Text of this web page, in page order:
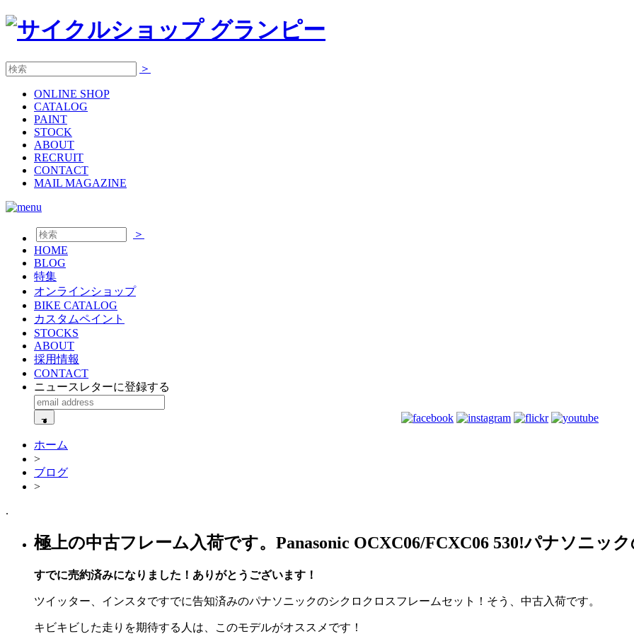
＞
ONLINE SHOP
CATALOG
PAINT
STOCK
ABOUT
RECRUIT
CONTACT
MAIL MAGAZINE
＞
HOME
BLOG
特集
オンラインショップ
BIKE CATALOG
カスタムペイント
STOCKS
ABOUT
採用情報
CONTACT
ニュースレターに登録する
ホーム
>
ブログ
>
.
極上の中古フレーム入荷です。Panasonic OCXC06/FCXC06 530!パナソニッ
すでに売約済みになりました！ありがとうございます！
ツイッター、インスタですでに告知済みのパナソニックのシクロクロスフレームセット！そう、中古入荷です。
キビキビした走りを期待する人は、このモデルがオススメです！